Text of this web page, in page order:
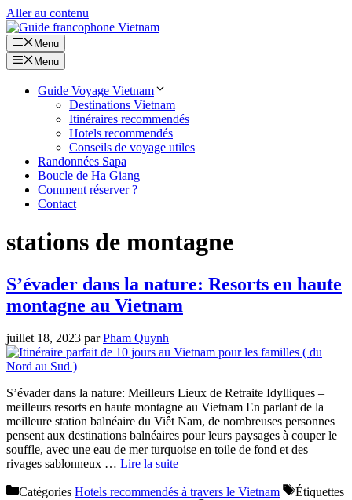
Aller au contenu
Menu
Menu
Guide Voyage Vietnam
Destinations Vietnam
Itinéraires recommendés
Hotels recommendés
Conseils de voyage utiles
Randonnées Sapa
Boucle de Ha Giang
Comment réserver ?
Contact
stations de montagne
S’évader dans la nature: Resorts en haute
montagne au Vietnam
juillet 18, 2023 parPham Quynh
S’évader dans la nature: Meilleurs Lieux de Retraite Idylliques –
meilleurs resorts en haute montagne au Vietnam En parlant de la
meilleure station balnéaire du Viêt Nam, de nombreuses personnes
pensent aux destinations balnéaires pour leurs paysages à couper le
souffle, avec une eau de mer turquoise en toile de fond et des
rivages sablonneux … Lire la suite
Catégories Hotels recommendés à travers le Vietnam
Étiquettes